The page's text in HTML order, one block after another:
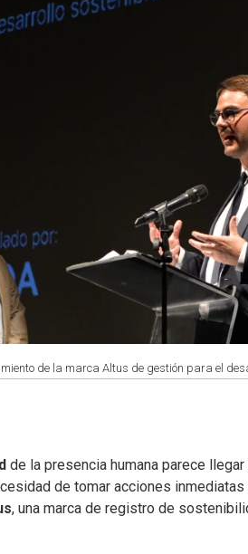
de la marca Altus de gestión para el
de la presencia humana parece
de tomar acciones
, una marca de registro de